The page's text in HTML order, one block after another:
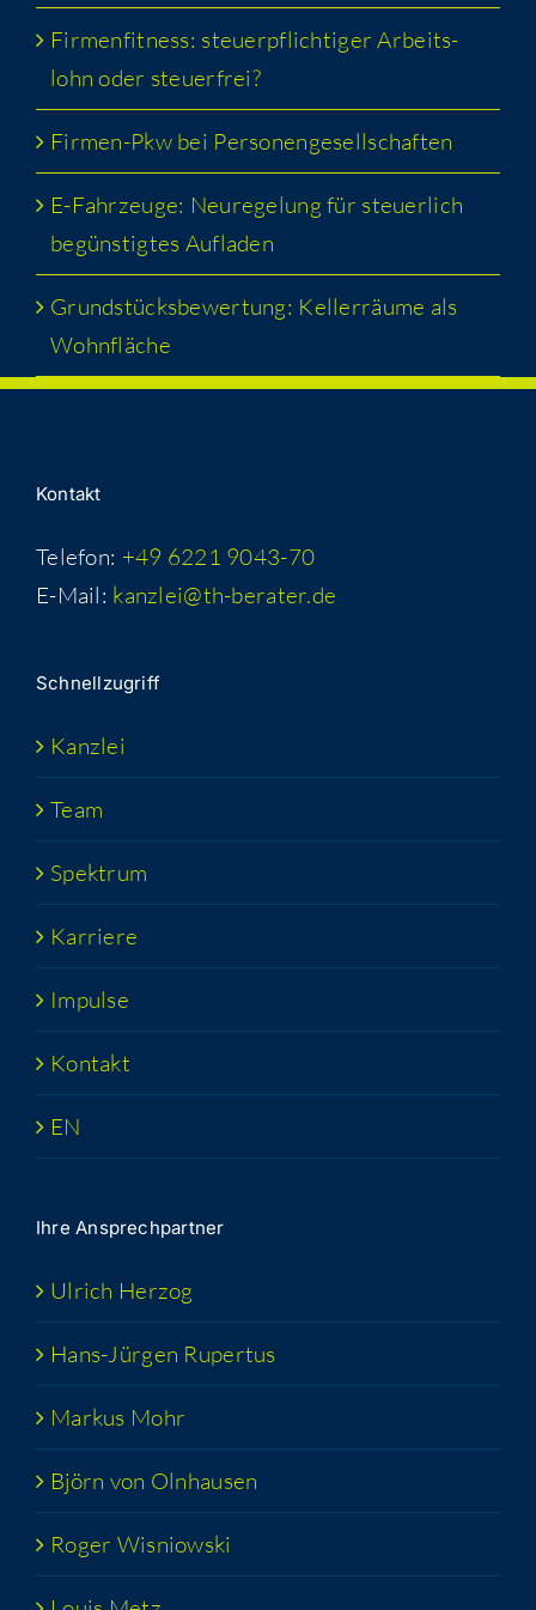
Fir­men­fit­ness: steu­er­pflich­ti­ger Arbeits­
lohn oder steuerfrei?
Fir­men-Pkw bei Personengesellschaften
E-Fahr­zeu­ge: Neu­re­ge­lung für steu­er­lich
begüns­tig­tes Aufladen
Grund­stücks­be­wer­tung: Kel­ler­räu­me als
Wohnfläche
Kon­takt
Telefon: +49 6221 9043-70
E-Mail: kanzlei@th-berater.de
Schnell­zu­griff
Kanz­lei
Team
Spek­trum
Kar­rie­re
Impul­se
Kon­takt
EN
Ihre Ansprech­part­ner
Ulrich Her­zog
Hans-Jür­­gen Rupertus
Mar­kus Mohr
Björn von Olnhausen
Roger Wis­niow­ski